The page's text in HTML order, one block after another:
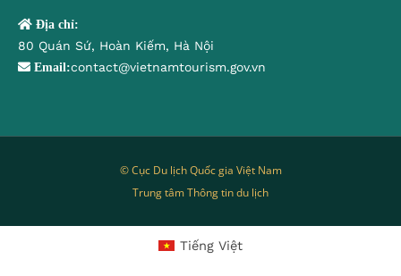
Địa chỉ:
80 Quán Sứ, Hoàn Kiếm, Hà Nội
Email:contact@vietnamtourism.gov.vn
© Cục Du lịch Quốc gia Việt Nam
Trung tâm Thông tin du lịch
Tiếng Việt